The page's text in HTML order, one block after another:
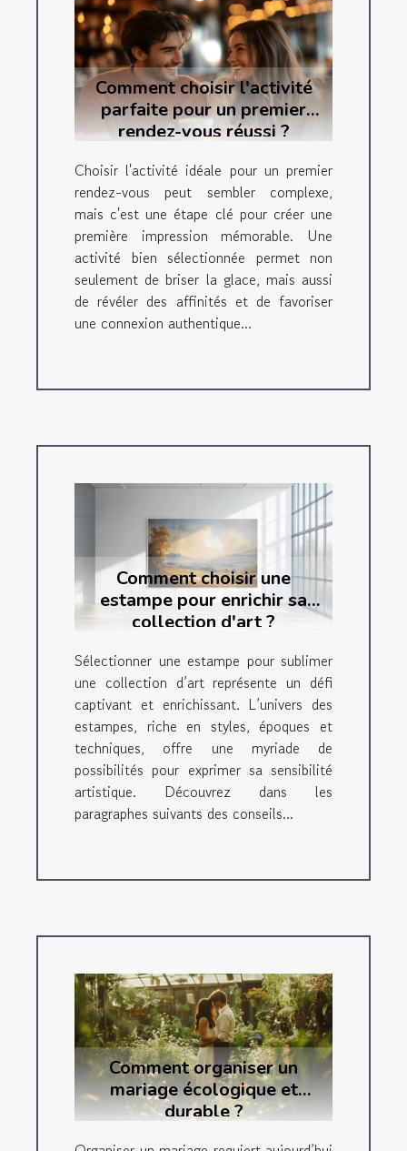
Comment choisir l'activité
parfaite pour un premier
rendez-vous réussi ?
Choisir l'activité idéale pour un premier
rendez-vous peut sembler complexe,
mais c'est une étape clé pour créer une
première impression mémorable. Une
activité bien sélectionnée permet non
seulement de briser la glace, mais aussi
de révéler des affinités et de favoriser
une connexion authentique...
Comment choisir une
estampe pour enrichir sa
collection d'art ?
Sélectionner une estampe pour sublimer
une collection d’art représente un défi
captivant et enrichissant. L’univers des
estampes, riche en styles, époques et
techniques, offre une myriade de
possibilités pour exprimer sa sensibilité
artistique. Découvrez dans les
paragraphes suivants des conseils...
Comment organiser un
mariage écologique et
durable ?